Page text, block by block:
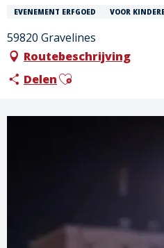
EVENEMENT ERFGOED VOOR
59820 Gravelines
Routebeschrijving
DelenAjouter aux favoris